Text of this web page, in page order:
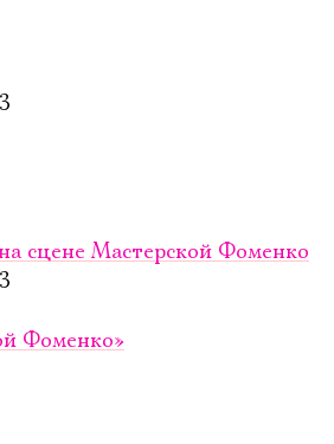
сцене Мастерской Фоменко
Фоменко»